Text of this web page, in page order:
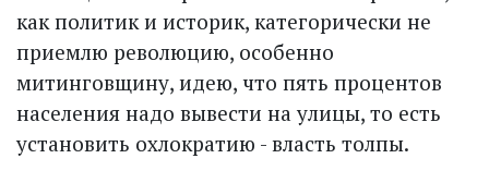
как политик и историк, категорически не
приемлю революцию, особенно
митинговщину, идею, что пять процентов
населения надо вывести на улицы, то есть
установить охлократию - власть толпы.